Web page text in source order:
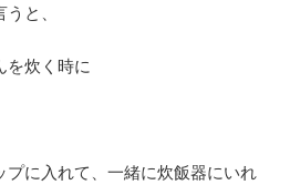
と、
を炊く時に
プに入れて、一緒に炊飯器にいれ